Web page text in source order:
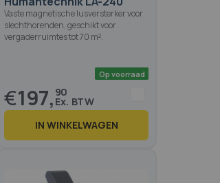
Op voorraad
Vaste magnetische lusversterker voor
slechthorenden, geschikt voor
vergaderruimtes tot 70 m².
€197, 90
IN WINKELWAGEN